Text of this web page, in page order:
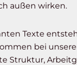
außen wirken.
Texte
bei
Struktur,